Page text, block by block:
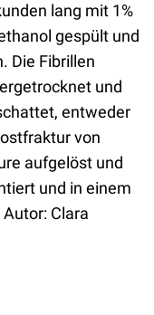
lang mit 1%
gespült und
Die Fibrillen
und
entweder
von
aufgelöst und
und in einem
Clara